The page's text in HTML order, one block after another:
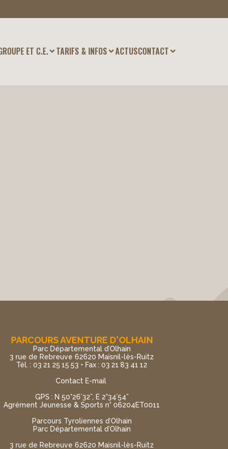
ET C.E. TARIFS & INFOS ACTUSCONTACT
PARCOURS AVENTURE D'OLHAIN
Parc Départemental d’Olhain
3 rue de Rebreuve 62620 Maisnil-lès-Ruitz
Tél. : 03 21 25 15 53 • Fax : 03 21 83 41 12
Contact E-mail
GPS : N 50°26’32”, E 2°34’54”
Agrément Jeunesse & Sports n° 06204ET0011
Parcours Tyroliennes d’Olhain
Parc Départemental d’Olhain
3 rue de Rebreuve 62620 Maisnil-lès-Ruitz